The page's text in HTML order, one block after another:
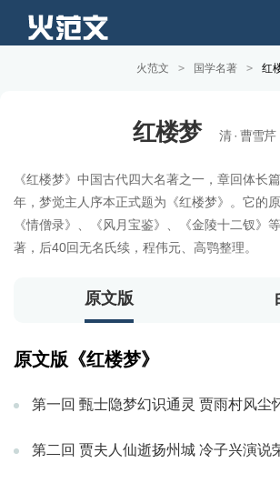
火范文 > 国学名著 > 红
红楼梦 清 · 曹雪芹
《红楼梦》中国古代四大名著之一，章回体长
年，梦觉主人序本正式题为《红楼梦》。它的
《情僧录》、《风月宝鉴》、《金陵十二钗》
著，后40回无名氏续，程伟元、高鹗整理。
原文版
原文版《红楼梦》
第一回 甄士隐梦幻识通灵 贾雨村风尘
第二回 贾夫人仙逝扬州城 冷子兴演说